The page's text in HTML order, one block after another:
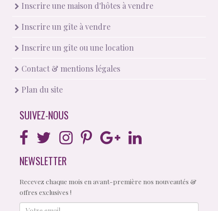
Inscrire une maison d'hôtes à vendre
Inscrire un gîte à vendre
Inscrire un gîte ou une location
Contact & mentions légales
Plan du site
SUIVEZ-NOUS
NEWSLETTER
Recevez chaque mois en avant-première nos nouveautés &
offres exclusives !
Votre